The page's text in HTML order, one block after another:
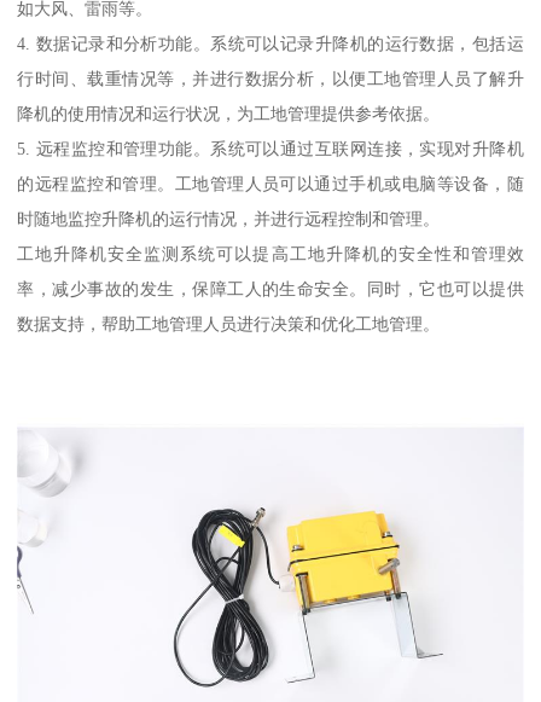
如大风、雷雨等。
4. 数据记录和分析功能。系统可以记录升降机的运行数据，包括运
行时间、载重情况等，并进行数据分析，以便工地管理人员了解升
降机的使用情况和运行状况，为工地管理提供参考依据。
5. 远程监控和管理功能。系统可以通过互联网连接，实现对升降机
的远程监控和管理。工地管理人员可以通过手机或电脑等设备，随
时随地监控升降机的运行情况，并进行远程控制和管理。
工地升降机安全监测系统可以提高工地升降机的安全性和管理效
率，减少事故的发生，保障工人的生命安全。同时，它也可以提供
数据支持，帮助工地管理人员进行决策和优化工地管理。